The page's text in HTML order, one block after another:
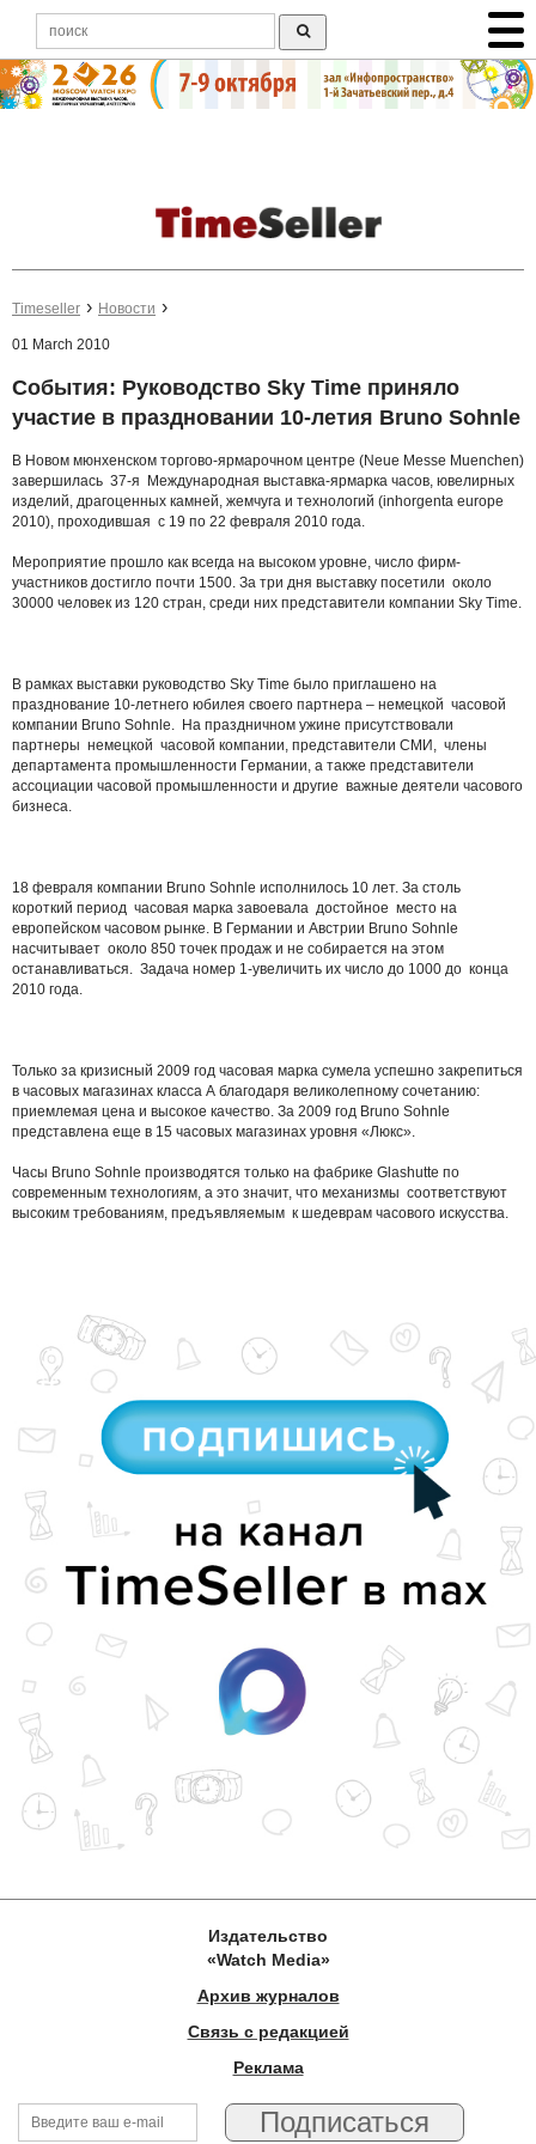
Timeseller Новости
01 March 2010
События: Руководство Sky Time приняло
участие в праздновании 10-летия Bruno Sohnle
В Новом мюнхенском торгово-ярмарочном центре (Neue Messe Muenchen)
завершилась 37-я Международная выставка-ярмарка часов, ювелирных
изделий, драгоценных камней, жемчуга и технологий (inhorgenta europe
2010), проходившая с 19 по 22 февраля 2010 года.
Мероприятие прошло как всегда на высоком уровне, число фирм-
участников достигло почти 1500. За три дня выставку посетили около
30000 человек из 120 стран, среди них представители компании Sky Time.
В рамках выставки руководство Sky Time было приглашено на
празднование 10-летнего юбилея своего партнера – немецкой часовой
компании Bruno Sohnle. На праздничном ужине присутствовали
партнеры немецкой часовой компании, представители СМИ, члены
департамента промышленности Германии, а также представители
ассоциации часовой промышленности и другие важные деятели часового
бизнеса.
18 февраля компании Bruno Sohnle исполнилось 10 лет. За cтоль
короткий период часовая марка завоевала достойное место на
европейском часовом рынке. В Германии и Австрии Bruno Sohnle
насчитывает около 850 точек продаж и не собирается на этом
останавливаться. Задача номер 1-увеличить их число до 1000 до конца
2010 года.
Только за кризисный 2009 год часовая марка сумела успешно закрепиться
в часовых магазинах класса А благодаря великолепному сочетанию:
приемлемая цена и высокое качество. За 2009 год Bruno Sohnle
представлена еще в 15 часовых магазинах уровня «Люкс».
Часы Bruno Sohnle производятся только на фабрике Glashutte по
современным технологиям, а это значит, что механизмы соответствуют
высоким требованиям, предъявляемым к шедеврам часового искусства.
Издательство
«Watch Media»
Архив журналов
Связь с редакцией
Реклама